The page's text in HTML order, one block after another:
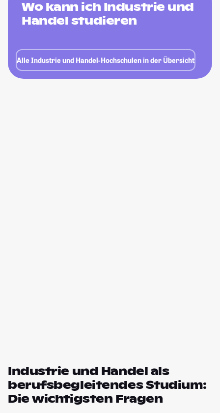
Wo kann ich Industrie und
Handel studieren
Alle Industrie und Handel-Hochschulen in der Übersicht
Industrie und Handel als
berufsbegleitendes Studium:
Die wichtigsten Fragen